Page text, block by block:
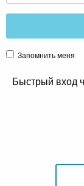
Запомнить меня
Быстрый вход